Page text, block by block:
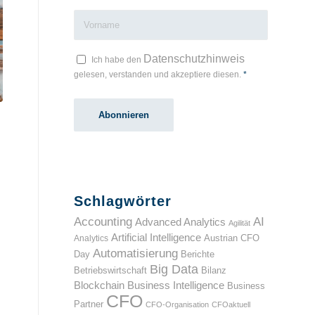
Ich habe den Datenschutzhinweis
gelesen, verstanden und akzeptiere diesen.*
Schlagwörter
Accounting Advanced Analytics Agilität AI
Analytics Artificial Intelligence Austrian CFO
Day Automatisierung Berichte
Betriebswirtschaft Big Data Bilanz
Blockchain Business Intelligence Business
Partner CFO CFO-Organisation CFOaktuell